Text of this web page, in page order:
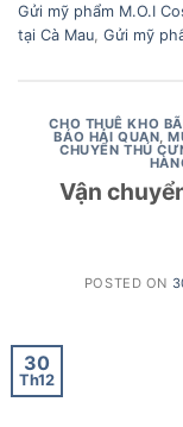
Gửi mỹ phẩm M.O.I
tại Cà Mau Gửi mỹ
CHO THUÊ KHO
BÁO HẢI QUAN,
CHUYỂN THÚ
Vận
POSTED ON
30
Th12